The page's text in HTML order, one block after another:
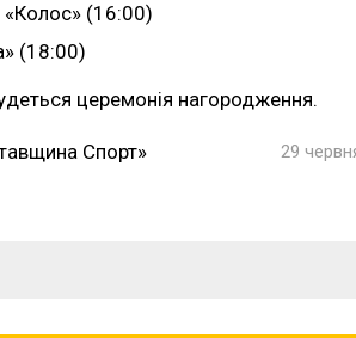
(16:00)
(18:00)
церемонія нагородження.
Спорт»
29